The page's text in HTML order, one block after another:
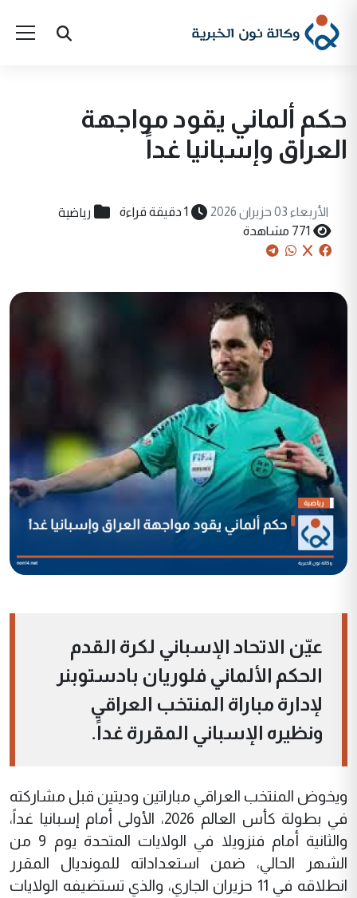
حكم ألماني يقود مواجهة
العراق وإسبانيا غداً
الأربعاء 03 حزيران 2026 1 دقيقة قراءة رياضية
771 مشاهدة
عيّن الاتحاد الإسباني لكرة القدم
الحكم الألماني فلوريان بادستوبنر
لإدارة مباراة المنتخب العراقي
ونظيره الإسباني المقررة غداً.
ويخوض المنتخب العراقي مباراتين وديتين قبل مشاركته
في بطولة كأس العالم 2026، الأولى أمام إسبانيا غداً،
والثانية أمام فنزويلا في الولايات المتحدة يوم 9 من
الشهر الحالي، ضمن استعداداته للمونديال المقرر
انطلاقه في 11 حزيران الجاري، والذي تستضيفه الولايات